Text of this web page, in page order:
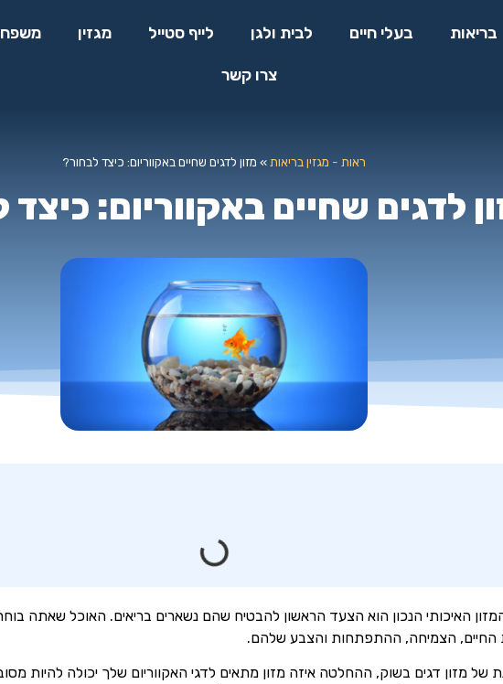
בריאות בעלי חיים לבית ולגן לייף סטייל מגזין
צרו קשר
ראות - מגזין בריאות » מזון לדגים שחיים באקווריום: כיצד לבחור?
לדגים שחיים באקווריום:
האיכותי הנכון הוא הצעד הראשון להבטיח שהם נשארים בריאים. האוכל שאתה
החיים, הצמיחה, ההתפתחות והצבע שלהם.
של מזון דגים בשוק, ההחלטה איזה מזון מתאים לדגי האקווריום שלך יכולה להיות